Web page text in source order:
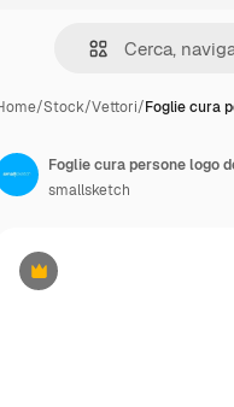
/Stock/Vettori/Foglie cura
Premium
Foglie cura persone logo
smallsketch